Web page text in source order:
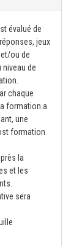
évalué de
jeux
ou de
de
chaque
formation a
une
formation
la
et les
sera